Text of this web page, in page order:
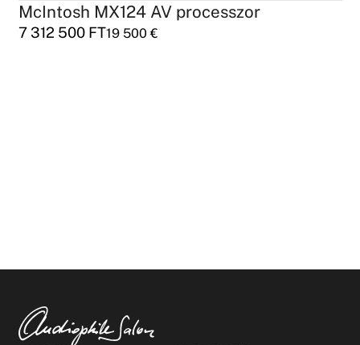
McIntosh MX124 AV processzor
7 312 500 FT19 500€